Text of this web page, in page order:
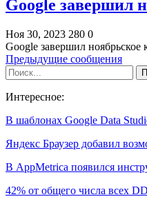
Google завершил
Ноя 30, 2023 280 0
Google завершил
Предыдущие сообщения
Интересное:
В шаблонах Google Data
Яндекс Браузер добавил
В AppMetrica появился
42% от общего числа всех